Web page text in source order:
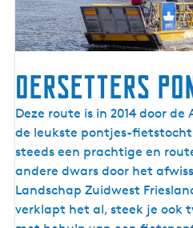
J
s
s
m
e
k
Oersetters
O
e
r
s
e
t
Deze route is in 2014 door
de leukste pontjes-
steeds een prachtige en
andere dwars door het
Landschap Zuidwest
verklapt het al, steek je ook